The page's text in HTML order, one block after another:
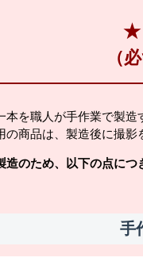
★
（
本を職人が手作業で製造
の商品は、製造後に撮影
造のため、以下の点につ
手